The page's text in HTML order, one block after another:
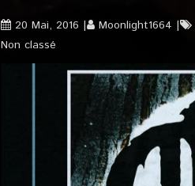
20 Mai, 2016 Moonlight1664
Non classé